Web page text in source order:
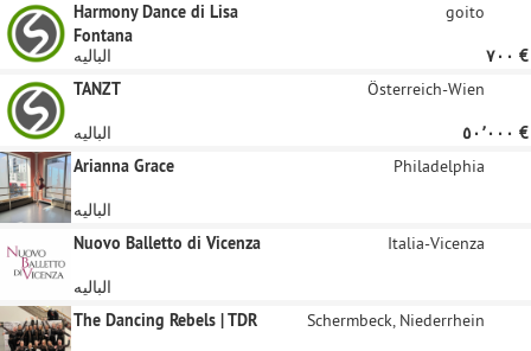
Harmony Dance di Lisa
Fontana
goito
الباليه
‏٧٠٠ €
TANZT
Österreich-Wien
الباليه
‏٥٠٬٠٠٠ €
Arianna Grace
Philadelphia
الباليه
Nuovo Balletto di Vicenza
Italia-Vicenza
الباليه
The Dancing Rebels | TDR
Schermbeck, Niederrhein